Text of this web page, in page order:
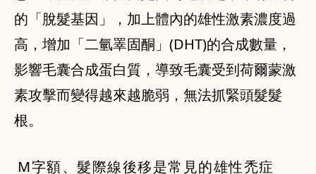
的「脫髮基因」，加上體內的雄性激素濃度過
高，增加「二氫睪固酮」(DHT)的合成數量，
影響毛囊合成蛋白質，導致毛囊受到荷爾蒙激
素攻擊而變得越來越脆弱，無法抓緊頭髮髮
根。
M字額、髮際線後移是常見的雄性禿症